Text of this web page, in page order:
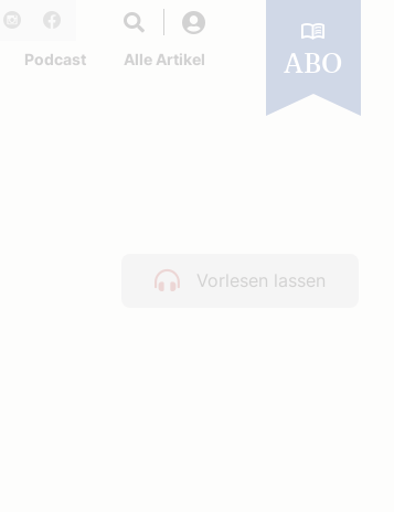
Facebook
Podcast Alle Artikel ABO
Vorlesen lassen